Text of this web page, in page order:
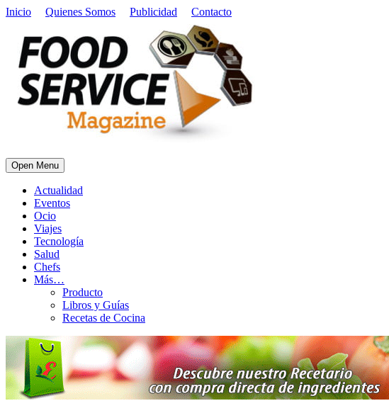
Inicio Quienes Somos Publicidad Contacto
Open Menu
Actualidad
Eventos
Ocio
Viajes
Tecnología
Salud
Chefs
Más…
Producto
Libros y Guías
Recetas de Cocina